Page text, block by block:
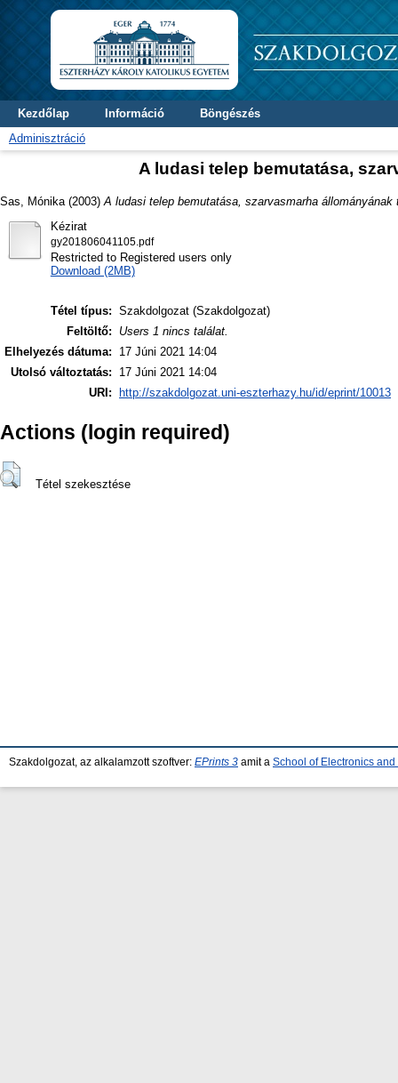
Kezdőlap Információ
Böngészés
Adminisztráció
A ludasi telep bemutatása,
Sas, Mónika (2003) A ludasi telep bemutatása, szarvasmarha állományának
Kézirat
gy201806041105.pdf
Restricted to Registered users only
Download (2MB)
Tétel típus: Szakdolgozat (Szakdolgozat)
Feltöltő:
Users 1 nincs találat.
Elhelyezés dátuma:
17 Júni 2021 14:04
Utolsó változtatás:
17 Júni 2021 14:04
URI:
http://szakdolgozat.uni-eszterhazy.hu/id/eprint/10013
Actions (login required)
Tétel szekesztése
Szakdolgozat, az alkalamzott szoftver: EPrints 3 amit a School of Electronics